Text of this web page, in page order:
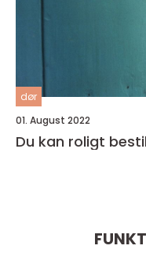
dør
01. August 2022
Du kan roligt